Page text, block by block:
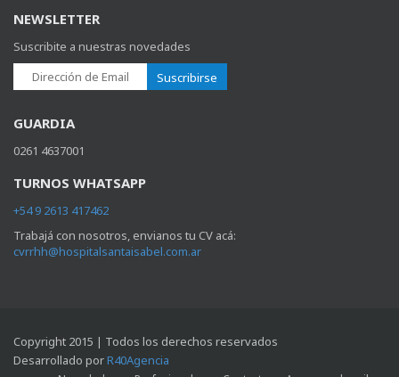
NEWSLETTER
Suscribite a nuestras novedades
Suscribirse
GUARDIA
0261 4637001
TURNOS WHATSAPP
+54 9 2613 417462
Trabajá con nosotros, envianos tu CV acá:
cvrrhh@hospitalsantaisabel.com.ar
Copyright 2015 | Todos los derechos reservados
Desarrollado porR40Agencia